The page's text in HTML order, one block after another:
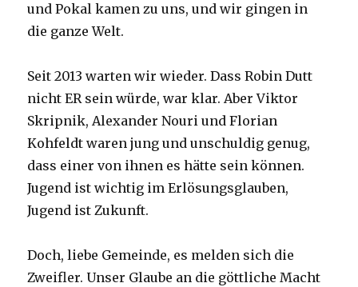
und Pokal kamen zu uns, und wir gingen in
die ganze Welt.
Seit 2013 warten wir wieder. Dass Robin Dutt
nicht ER sein würde, war klar. Aber Viktor
Skripnik, Alexander Nouri und Florian
Kohfeldt waren jung und unschuldig genug,
dass einer von ihnen es hätte sein können.
Jugend ist wichtig im Erlösungsglauben,
Jugend ist Zukunft.
Doch, liebe Gemeinde, es melden sich die
Zweifler. Unser Glaube an die göttliche Macht